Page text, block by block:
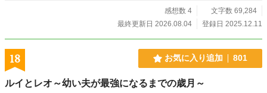
ございます♡♡ わたしの押し間違いで、ネタバレあり表示になってしまいまし
た。 変更ができないようなので、こちらでお知らせさせていただきます(*^^*) ご
(旧) 昔「結婚しよう」と言ってくれた幼馴染は今日、僕以外の人と結婚する
感想数 4
文字数 69,284
最終更新日 2026.08.04
登録日 2025.12.11
18 お気に入り追加 801
ルイとレオ～幼い夫が最強になるまでの歳月～